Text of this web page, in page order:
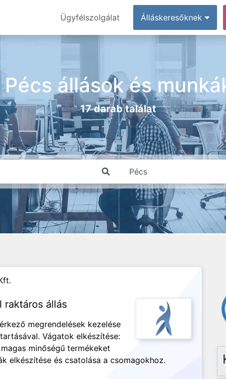
Ügyfélszolgálat Álláskeresőknek
Pécs állások és
17 darab találat
raktáros állás
megrendelések kezelése
Vágatok elkészítése:
minőségű termékeket
elkészítése és csatolása a csomagokhoz.